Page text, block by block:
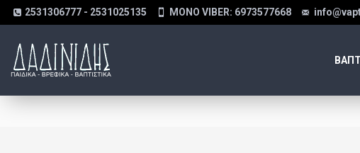
2531306777 - 2531025135 MONO VIBER: 6973577668